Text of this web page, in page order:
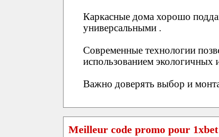
Каркасные дома хорошо
универсальными .
Современные технологии
использованием экологичных
Важно доверять выбор и
Meilleur code promo pour 1xbet